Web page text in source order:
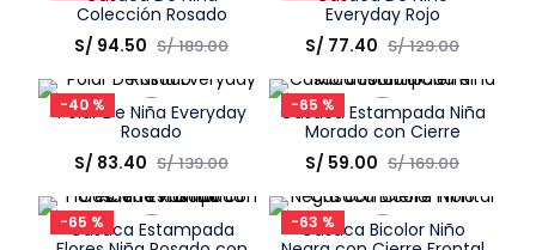
Talla
Elige una opción
COMPRAR
Colección Rosado
S/ 94.50 S/189.00 Talla
Elige una opción
COMPRAR
Everyday Rojo
S/ 77.40 S/129.00
-40 %
Talla
Elige una opción
COMPRAR
Polar De Niña Everyday
Rosado
S/ 83.40 S/139.00
-65 %
Talla
Elige una opción
COMPRAR
Casaca Estampada Niña
Morado con Cierre
Frontal
S/ 59.00 S/169.00
-65 %
Casaca Estampada
-63 %
Casaca Bicolor Niño
pijama
10. sandalias niño